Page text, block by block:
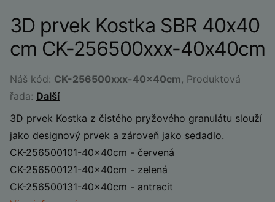
3D prvek Kostka SBR 40x40
cm CK-256500xxx-40x40cm
Náš kód: CK-256500xxx-40x40cm, Produktová
řada: Další
3D prvek Kostka z čistého pryžového granulátu slouží
jako designový prvek a zároveň jako sedadlo.
CK-256500101-40x40cm - červená
CK-256500121-40x40cm - zelená
CK-256500131-40x40cm - antracit